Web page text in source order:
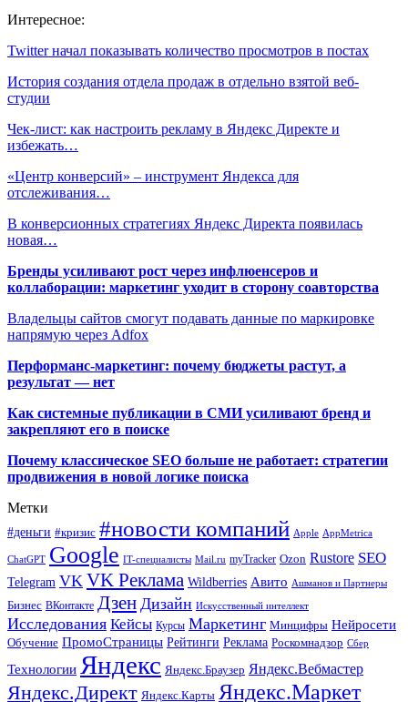
Интересное:
Twitter начал показывать количество просмотров в постах
История создания отдела продаж в отдельно взятой веб-
студии
Чек-лист: как настроить рекламу в Яндекс Директе и
избежать…
«Центр конверсий» – инструмент Яндекса для
отслеживания…
В конверсионных стратегиях Яндекс Директа появилась
новая…
Бренды усиливают рост через инфлюенсеров и
коллаборации: маркетинг уходит в сторону соавторства
Владельцы сайтов смогут подавать данные по маркировке
напрямую через Adfox
Перформанс-маркетинг: почему бюджеты растут, а
результат — нет
Как системные публикации в СМИ усиливают бренд и
закрепляют его в поиске
Почему классическое SEO больше не работает: стратегии
продвижения в новой логике поиска
Метки
#деньги #кризис #новости компаний Apple AppMetrica
ChatGPT Google IT-специалисты Mail.ru myTracker Ozon Rustore SEO
Telegram VK VK Реклама Wildberries Авито Ашманов и Партнеры
Бизнес ВКонтакте Дзен Дизайн Искусственный интеллект
Исследования Кейсы Курсы Маркетинг Минцифры Нейросети
Обучение ПромоСтраницы Рейтинги Реклама Роскомнадзор Сбер
Технологии Яндекс Яндекс.Браузер Яндекс.Вебмастер
Яндекс.Директ Яндекс.Карты Яндекс.Маркет